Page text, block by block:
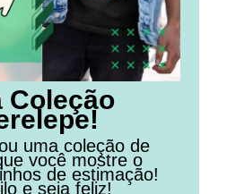
Coleção
uma coleção de
você mostre o
de estimação!
e seja feliz!